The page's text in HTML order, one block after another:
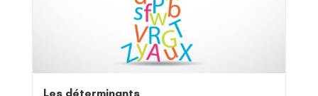
Les déterminants